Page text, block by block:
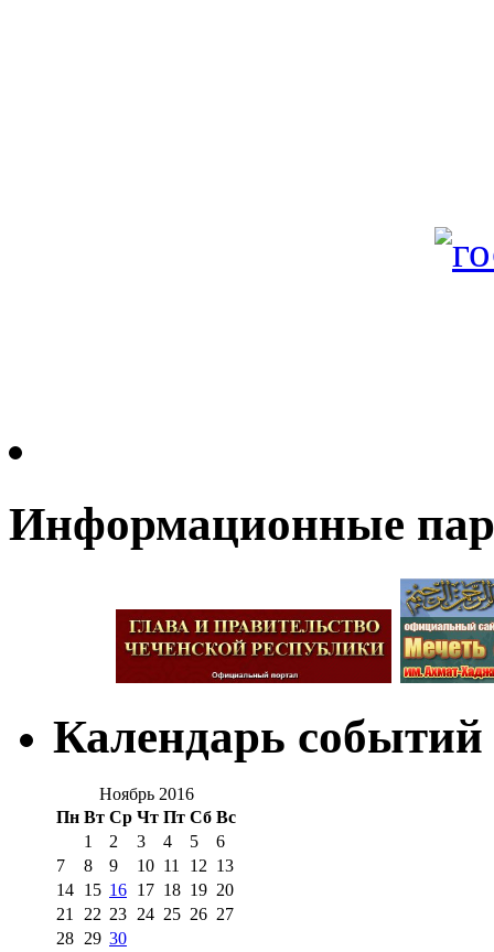
Информационные
Календарь событий
Ноябрь 2016
Пн Вт Ср Чт Пт Сб Вс
1
2 3 4 5
6
7
8 9 10 11 12 13
14 15 16 17 18 19 20
21 22 23 24 25 26 27
28 29 30